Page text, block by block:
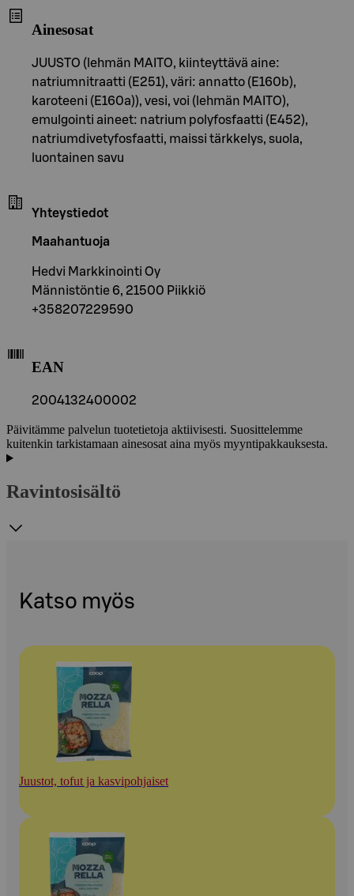
Ainesosat
JUUSTO (lehmän MAITO, kiinteyttävä aine:
natriumnitraatti (E251), väri: annatto (E160b),
karoteeni (E160a)), vesi, voi (lehmän MAITO),
emulgointi aineet: natrium polyfosfaatti (E452),
natriumdivetyfosfaatti, maissi tärkkelys, suola,
luontainen savu
Yhteystiedot
Maahantuoja
Hedvi Markkinointi Oy
Männistöntie 6, 21500 Piikkiö
+358207229590
EAN
2004132400002
Päivitämme palvelun tuotetietoja aktiivisesti. Suosittelemme
kuitenkin tarkistamaan ainesosat aina myös myyntipakkauksesta.
Ravintosisältö
Katso myös
Juustot, tofut ja kasvipohjaiset